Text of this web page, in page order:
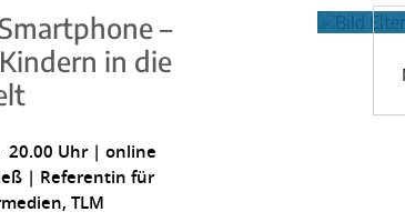
–
in die
20.00 Uhr | online
| Referentin für
TLM